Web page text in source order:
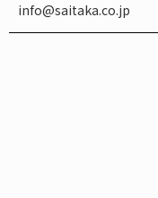
info@saitaka.co.jp